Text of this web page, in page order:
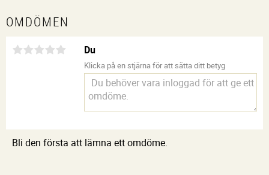
OMDÖMEN
Du
Klicka på en stjärna för att sätta ditt betyg
Bli den första att lämna ett omdöme.